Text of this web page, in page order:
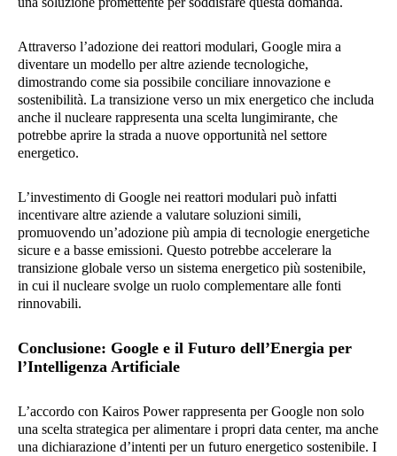
Attraverso l’adozione dei reattori modulari, Google mira a
diventare un modello per altre aziende tecnologiche,
dimostrando come sia possibile conciliare innovazione e
sostenibilità. La transizione verso un mix energetico che includa
anche il nucleare rappresenta una scelta lungimirante, che
potrebbe aprire la strada a nuove opportunità nel settore
energetico.
L’investimento di Google nei reattori modulari può infatti
incentivare altre aziende a valutare soluzioni simili,
promuovendo un’adozione più ampia di tecnologie energetiche
sicure e a basse emissioni. Questo potrebbe accelerare la
transizione globale verso un sistema energetico più sostenibile,
in cui il nucleare svolge un ruolo complementare alle fonti
rinnovabili.
Conclusione: Google e il Futuro dell’Energia per
l’Intelligenza Artificiale
L’accordo con Kairos Power rappresenta per Google non solo
una scelta strategica per alimentare i propri data center, ma anche
una dichiarazione d’intenti per un futuro energetico sostenibile. I